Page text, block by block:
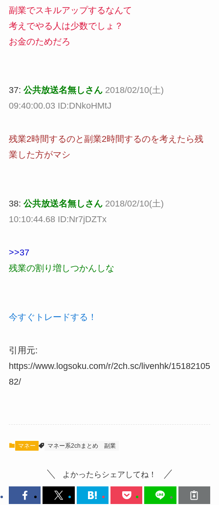
副業でスキルアップするなんて
考えでやる人は少数でしょ？
お金のためだろ
37: 公共放送名無しさん 2018/02/10(土)
09:40:00.03 ID:DNkoHMtJ
残業2時間するのと副業2時間するのを考えたら残
業した方がマシ
38: 公共放送名無しさん 2018/02/10(土)
10:10:44.68 ID:Nr7jDZTx
>>37
残業の割り増しつかんしな
今すぐトレードする！
引用元:
https://www.logsoku.com/r/2ch.sc/livenhk/15182105
82/
マネー マネー系2chまとめ 副業
よかったらシェアしてね！